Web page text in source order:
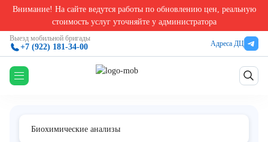
Внимание! На сайте ведутся работы по обновлению цен, реальную
стоимость услуг уточняйте у администратора
Выезд мобильной бригады
+7 (922) 181-34-00 Адреса ДЦ
Биохимические анализы в Екатеринбурге Холестерол – Липопротеины
Холестерол – Липопротеины высокой
плотности (ЛПВП)
Биохимические анализы